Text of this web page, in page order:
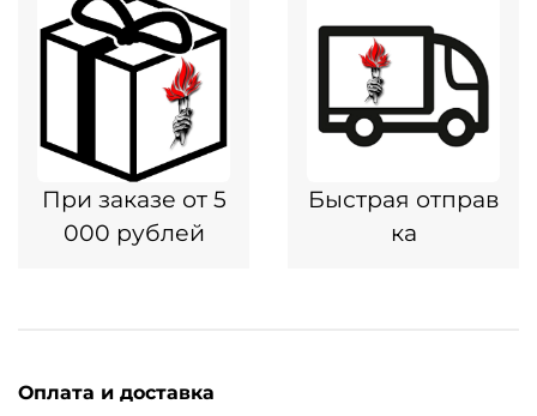
При заказе от 5
000 рублей
Быстрая отправ
ка
Оплата и доставка